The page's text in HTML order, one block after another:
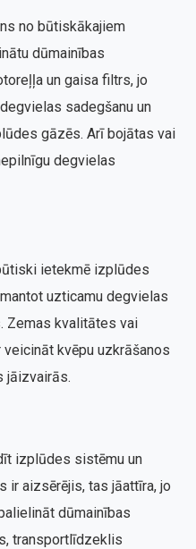
no būtiskākajiem
dūmainības
un gaisa filtrs, jo
sadegšanu un
gāzēs. Arī bojātas vai
degvielas
ietekmē izplūdes
uzticamu degvielas
Zemas kvalitātes vai
kvēpu uzkrāšanos
jāizvairās.
izplūdes sistēmu un
ir aizsērējis, tas jāattīra, jo
dūmainības
transportlīdzeklis